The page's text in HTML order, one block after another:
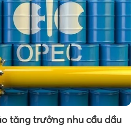
tăng trưởng nhu cầu dầu